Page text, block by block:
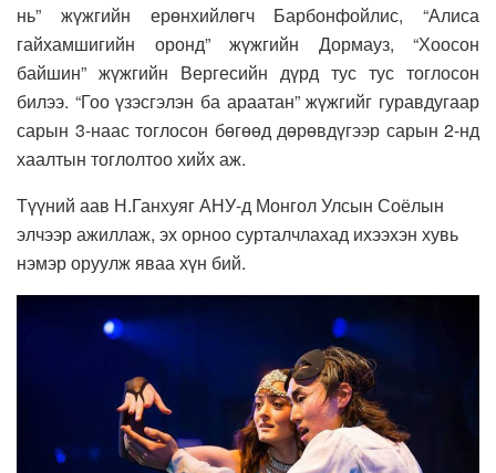
нь” жүжгийн ерөнхийлөгч Барбонфойлис, “Алиса
гайхамшигийн оронд” жүжгийн Дормауз, “Хоосон
байшин” жүжгийн Вергесийн дүрд тус тус тоглосон
билээ. “Гоо үзэсгэлэн ба араатан” жүжгийг гуравдугаар
сарын 3-наас тоглосон бөгөөд дөрөвдүгээр сарын 2-нд
хаалтын тоглолтоо хийх аж.
Түүний аав Н.Ганхуяг АНУ-д Монгол Улсын Соёлын
элчээр ажиллаж, эх орноо сурталчлахад ихээхэн хувь
нэмэр оруулж яваа хүн бий.